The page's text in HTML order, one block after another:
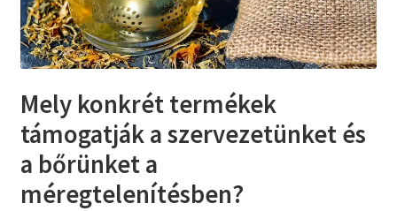
Mely konkrét termékek
támogatják a szervezetünket és
a bőrünket a
méregtelenítésben?